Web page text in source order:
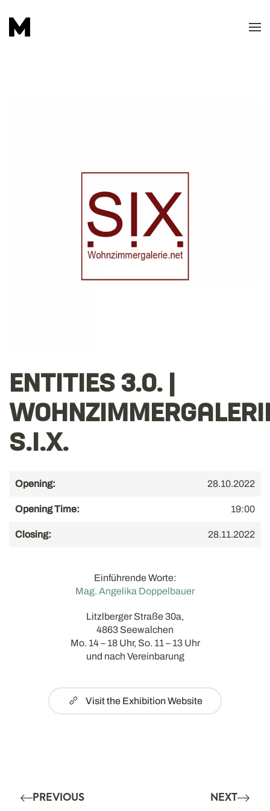
Skip to main content
ENTITIES 3.0. |
S.I.X.
Opening: 28.10.2022
Opening Time: 19:00
Closing: 28.11.2022
Einführende Worte:
Mag. Angelika Doppelbauer
Litzlberger Straße 30a,
4863 Seewalchen
Mo. 14 – 18 Uhr, So. 11 – 13 Uhr
und nach Vereinbarung
Visit the Exhibition Website
PREVIOUS NEXT